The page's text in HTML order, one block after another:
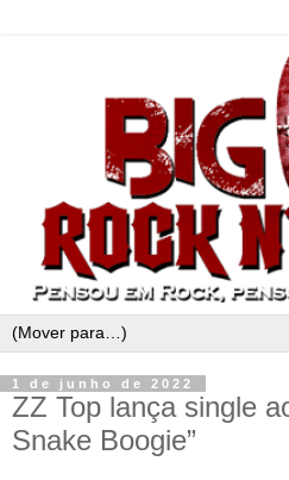
1 de junho de 2022
ZZ Top lança single
Snake Boogie”